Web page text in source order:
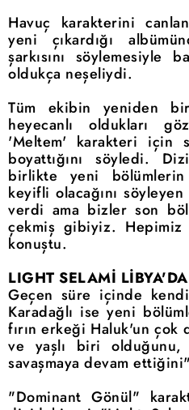
Havuç karakterini
yeni çıkardığı
şarkısını söylemesiyle
oldukça neşeliydi.
Tüm ekibin yeniden
heyecanlı oldukları
'Meltem' karakteri için
boyattığını söyledi.
birlikte yeni
keyifli olacağını
verdi ama bizler son
çekmiş gibiyiz. Hepimiz
konuştu.
LIGHT SELAMİ LİBYA'DA
Geçen süre içinde
Karadağlı ise yeni
fırın erkeği Haluk'un
ve yaşlı biri olduğunu,
savaşmaya devam
"Dominant Gönül"